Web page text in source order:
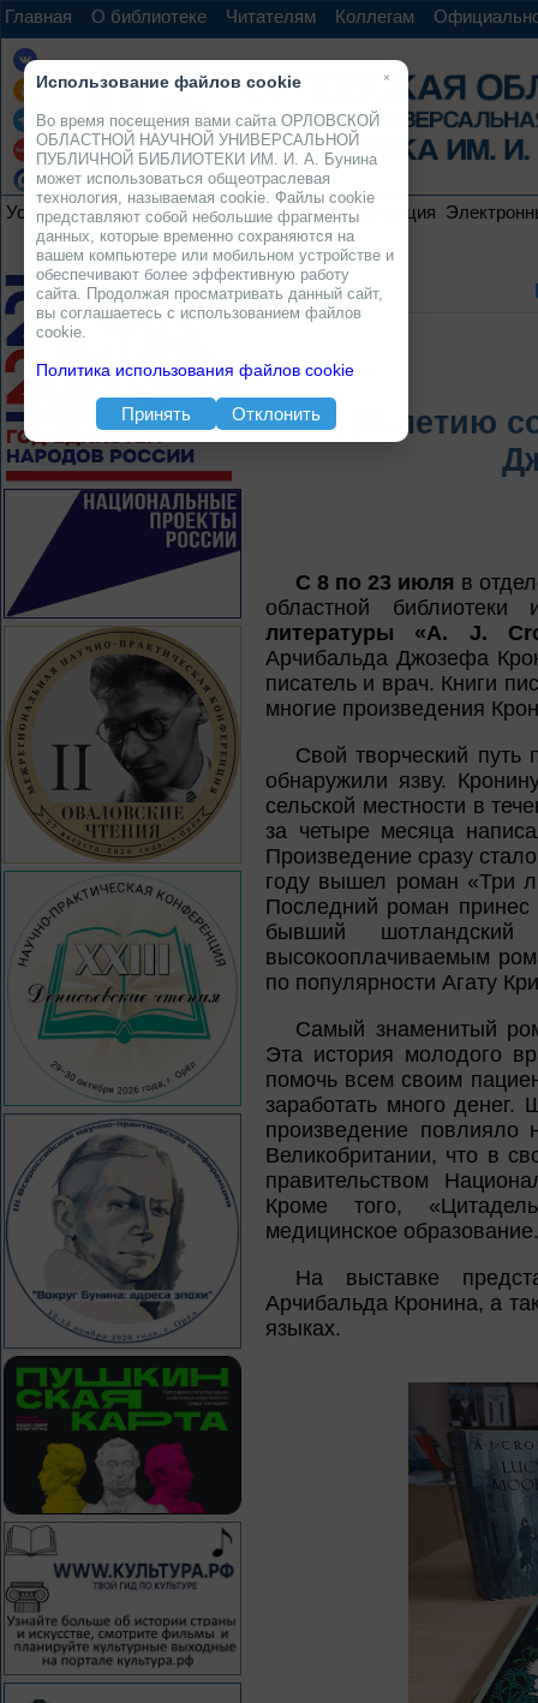
Главная О библиотеке Читателям Коллегам
Услуги Ресурсы Проекты Электронная коллекция
К 130-летию
С 8 по 23 июля в
областной
литературы «A. J.
Арчибальда Джозефа
писатель и врач. Книги
многие произведения
Свой творческий путь
обнаружили язву.
сельской местности в
за четыре месяца
Произведение сразу
году вышел роман «Три
Последний роман
бывший
высокооплачиваемым
по популярности Агату
Самый знаменитый
Эта история молодого
помочь всем своим
заработать много денег.
произведение повлияло
Великобритании, что в
правительством
Кроме того,
медицинское образование.
На выставке
Арчибальда Кронина, а
языках.
×
Использование файлов cookie
Во время посещения вами сайта ОРЛОВСКОЙ
ОБЛАСТНОЙ НАУЧНОЙ УНИВЕРСАЛЬНОЙ
ПУБЛИЧНОЙ БИБЛИОТЕКИ ИМ. И. А. Бунина
может использоваться общеотраслевая
технология, называемая cookie. Файлы cookie
представляют собой небольшие фрагменты
данных, которые временно сохраняются на
вашем компьютере или мобильном устройстве и
обеспечивают более эффективную работу
сайта. Продолжая просматривать данный сайт,
вы соглашаетесь с использованием файлов
cookie.
Политика использования файлов cookie
Принять Отклонить